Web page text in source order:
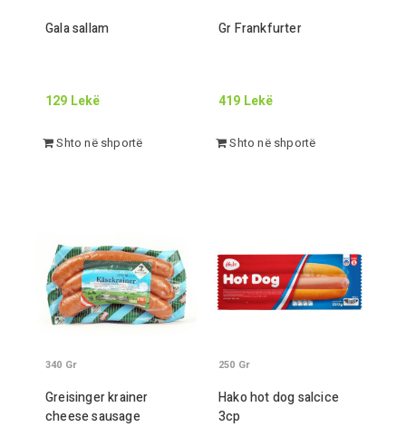
Gala sallam
129 Lekë
Shto në shportë
Gr Frankfurter
419 Lekë
Shto në shportë
Greisinger krainer
cheese sausage
340 Gr
Hako hot dog salcice
3cp
250 Gr